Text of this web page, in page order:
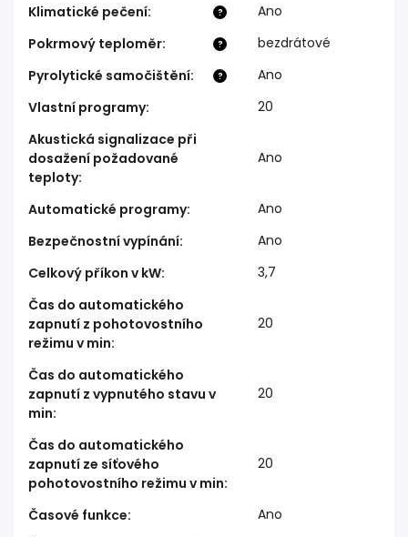
?
Klimatické pečení: Ano
?
Pokrmový teploměr: bezdrátové
?
Pyrolytické samočištění:
Ano
Vlastní programy:
20
Akustická signalizace při
dosažení požadované
teploty:
Ano
Automatické programy:
Ano
Bezpečnostní vypínání:
Ano
Celkový příkon v kW:
3,7
Čas do automatického
zapnutí z pohotovostního
režimu v min:
20
Čas do automatického
zapnutí z vypnutého stavu v
min:
20
Čas do automatického
zapnutí ze síťového
pohotovostního režimu v min:
20
Časové funkce:
Ano